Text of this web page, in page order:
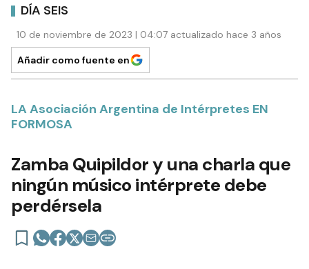
DÍA SEIS
10 de noviembre de 2023 | 04:07 actualizado hace 3 años
Añadir como fuente en
LA Asociación Argentina de Intérpretes EN
FORMOSA
Zamba Quipildor y una charla que
ningún músico intérprete debe
perdérsela